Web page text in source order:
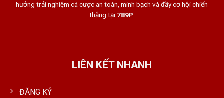
hưởng trải nghiệm cá cược an toàn, minh bạch và đầy cơ hội chiến
thắng tại 789P
LIÊN KẾT NHANH
ĐĂNG KÝ